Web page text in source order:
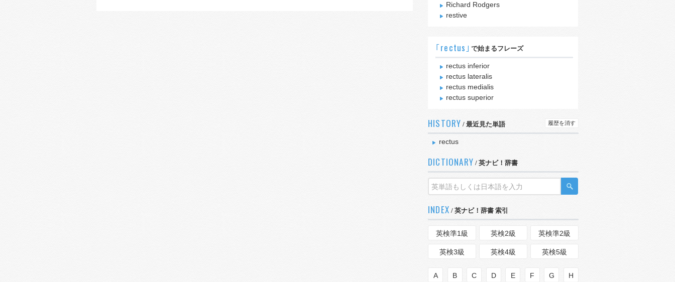
Richard Rodgers
restive
｢rectus｣ で始まるフレーズ
rectus inferior
rectus lateralis
rectus medialis
rectus superior
HISTORY / 最近見た単語 履歴を消す
rectus
DICTIONARY / 英ナビ！辞書
INDEX / 英ナビ！辞書 索引
英検準1級 英検2級 英検準2級
英検3級 英検4級 英検5級
A B C D E F G H